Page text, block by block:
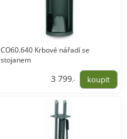
CO60.640 Krbové nářadí se
stojanem
3 799,-
3 140,00